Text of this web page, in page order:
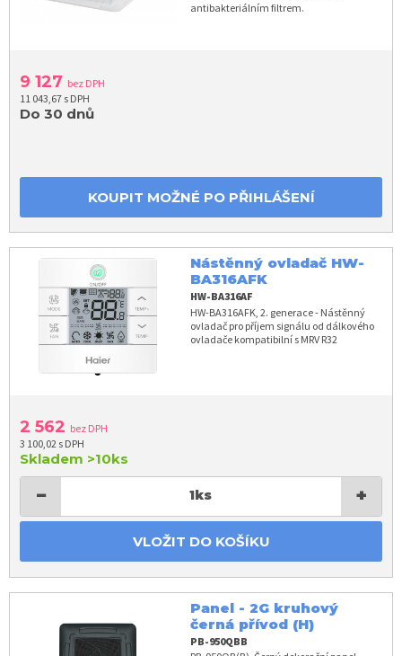
antibakteriálním filtrem.
9 127 bez DPH
11 043,67 s DPH
Do 30 dnů
KOUPIT MOŽNÉ PO PŘIHLÁŠENÍ
Nástěnný ovladač HW-
BA316AFK
HW-BA316AF
HW-BA316AFK, 2. generace - Nástěnný
ovladač pro příjem signálu od dálkového
ovladače kompatibilní s MRV R32
2 562 bez DPH
3 100,02 s DPH
Skladem >10ks
− 1ks +
VLOŽIT DO KOŠÍKU
Panel - 2G kruhový
černá přívod (H)
PB-950QBB